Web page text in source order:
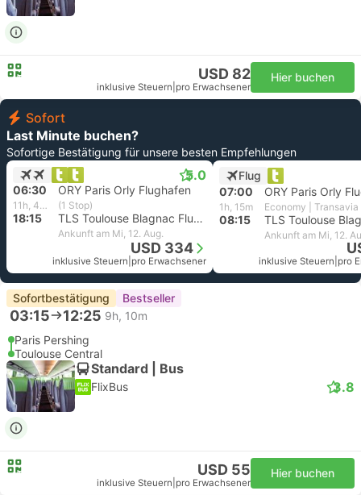
USD 82
inklusive Steuern pro Erwachsener
Hier buchen
Sofort
Last Minute buchen?
Sofortige Bestätigung für unsere besten Empfehlungen
5.0
06:30 ORY Paris Orly Flughafen
11h, 45m (1 Stop)
18:15 TLS Toulouse Blagnac Flughafen
Ankunft am Mi, 12. Aug.
USD 334
inklusive Steuern pro Erwachsener
Flug
07:00
ORY Paris Orly
1h, 15m Economy |
08:15
Ankunft am Mi, 12.
inklusive Steuern pro
Sofortbestätigung Bestseller
03:15 12:25 9h, 10m
Paris Pershing
Toulouse Central
Standard | Bus
FlixBus 3.8
USD 55
inklusive Steuern pro Erwachsener
Hier buchen